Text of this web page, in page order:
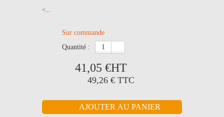
<...
Sur commande
quantité :
41,05 €HT
49,26 € TTC